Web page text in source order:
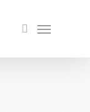
search
Menu